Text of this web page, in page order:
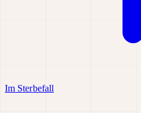
Im Sterbefall